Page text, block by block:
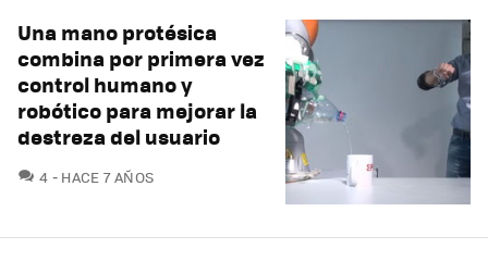
Una mano protésica
combina por primera vez
control humano y
robótico para mejorar la
destreza del usuario
4 COMENTARIOS
HACE 7 AÑOS